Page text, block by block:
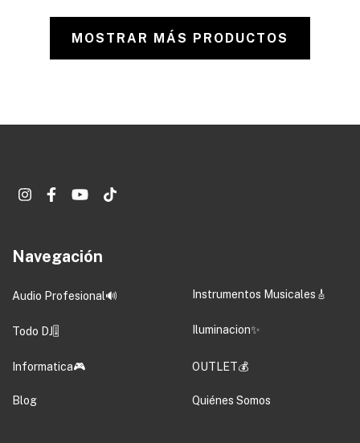
MOSTRAR MÁS PRODUCTOS
Navegación
Audio Profesional🔊 Instrumentos Musicales🎸
Todo DJ🎚️ Iluminacion✨
Informatica🎮 OUTLET💰
Blog Quiénes Somos